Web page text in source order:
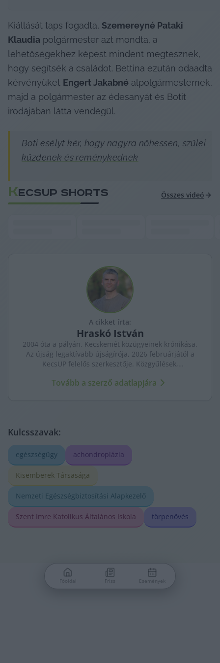
Kiállását taps fogadta, Szemereyné Pataki
Klaudia polgármester azt mondta, a
lehetőségekhez képest mindent megtesznek,
hogy segítsék a családot. Bettina ezután odaadta
kérvényüket Engert Jakabné alpolgármesternek,
majd a polgármester az édesanyát és Botit
irodájában látta vendégül.
Boti esélyt kér, hogy nagyra nőhessen, szülei
küzdenek és reménykednek
KECSUP SHORTS Összes videó
A cikket írta:
Hraskó István
2004 óta a pályán, Kecskemét közügyeinek krónikása.
Az újság legaktívabb újságírója, 2026 februárjától a
KecsUP felelős szerkesztője. Közgyűlések,
arca és a háttérben élők történetei egyszerre jelennek
Tovább a szerző adatlapjára
Kulcsszavak:
egészségügy achondroplázia
Kisemberek Társasága
Nemzeti Egészségbiztosítási Alapkezelő
Szent Imre Katolikus Általános Iskola törpenövés
Főoldal Friss Események